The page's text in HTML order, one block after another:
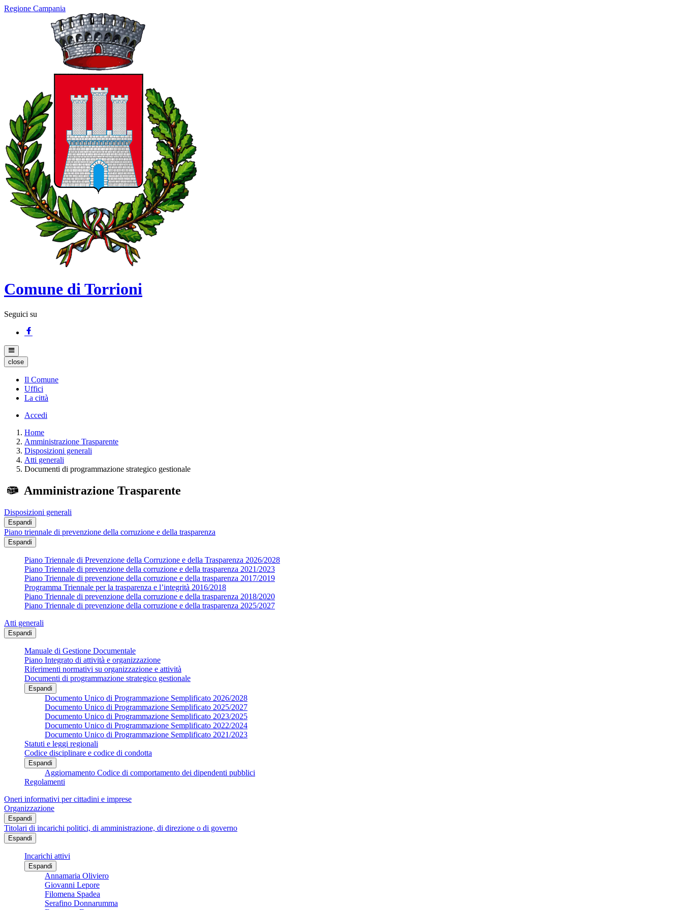
Regione Campania
Comune di Torrioni
Seguici su
close
Il Comune
Uffici
La città
Accedi
Home
Amministrazione Trasparente
Disposizioni generali
Atti generali
Documenti di programmazione strategico gestionale
Amministrazione Trasparente
Disposizioni generali
Espandi
Piano triennale di prevenzione della corruzione e della trasparenza
Espandi
Piano Triennale di Prevenzione della Corruzione e della Trasparenza 2026/2028
Piano Triennale di prevenzione della corruzione e della trasparenza 2021/2023
Piano Triennale di prevenzione della corruzione e della trasparenza 2017/2019
Programma Triennale per la trasparenza e l’integrità 2016/2018
Piano Triennale di prevenzione della corruzione e della trasparenza 2018/2020
Piano Triennale di prevenzione della corruzione e della trasparenza 2025/2027
Atti generali
Espandi
Manuale di Gestione Documentale
Piano Integrato di attività e organizzazione
Riferimenti normativi su organizzazione e attività
Documenti di programmazione strategico gestionale
Espandi
Documento Unico di Programmazione Semplificato 2026/2028
Documento Unico di Programmazione Semplificato 2025/2027
Documento Unico di Programmazione Semplificato 2023/2025
Documento Unico di Programmazione Semplificato 2022/2024
Documento Unico di Programmazione Semplificato 2021/2023
Statuti e leggi regionali
Codice disciplinare e codice di condotta
Espandi
Aggiornamento Codice di comportamento dei dipendenti pubblici
Regolamenti
Oneri informativi per cittadini e imprese
Organizzazione
Espandi
Titolari di incarichi politici, di amministrazione, di direzione o di governo
Espandi
Incarichi attivi
Espandi
Annamaria Oliviero
Giovanni Lepore
Filomena Spadea
Serafino Donnarumma